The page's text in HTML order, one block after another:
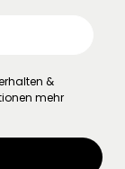
&
mehr